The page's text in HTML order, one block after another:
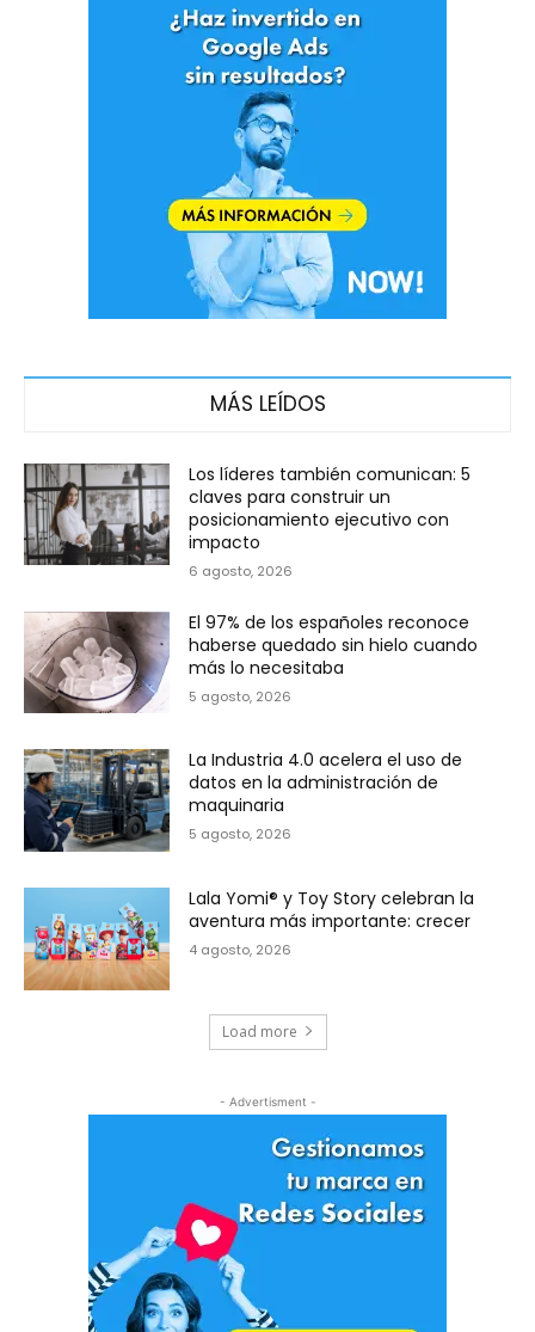
MÁS LEÍDOS
Los líderes también comunican: 5
claves para construir un
posicionamiento ejecutivo con
impacto
6 agosto, 2026
El 97% de los españoles reconoce
haberse quedado sin hielo cuando
más lo necesitaba
5 agosto, 2026
La Industria 4.0 acelera el uso de
datos en la administración de
maquinaria
5 agosto, 2026
Lala Yomi® y Toy Story celebran la
aventura más importante: crecer
4 agosto, 2026
Load more
- Advertisment -